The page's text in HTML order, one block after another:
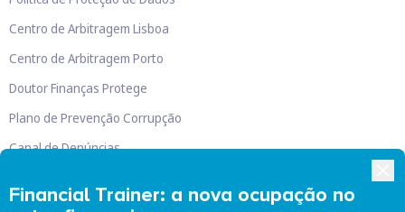
Financial Trainer: a nova ocupação no
Centro de Arbitragem Lisboa
Centro de Arbitragem Porto
Doutor Finanças Protege
Plano de Prevenção Corrupção
Canal de Denúncias